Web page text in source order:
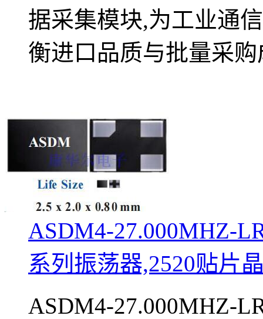
据采集模块,为工业通
衡进口品质与批量采购
ASDM4-27.000MHZ-
系列振荡器,2520贴片
ASDM4-27.000MHZ-